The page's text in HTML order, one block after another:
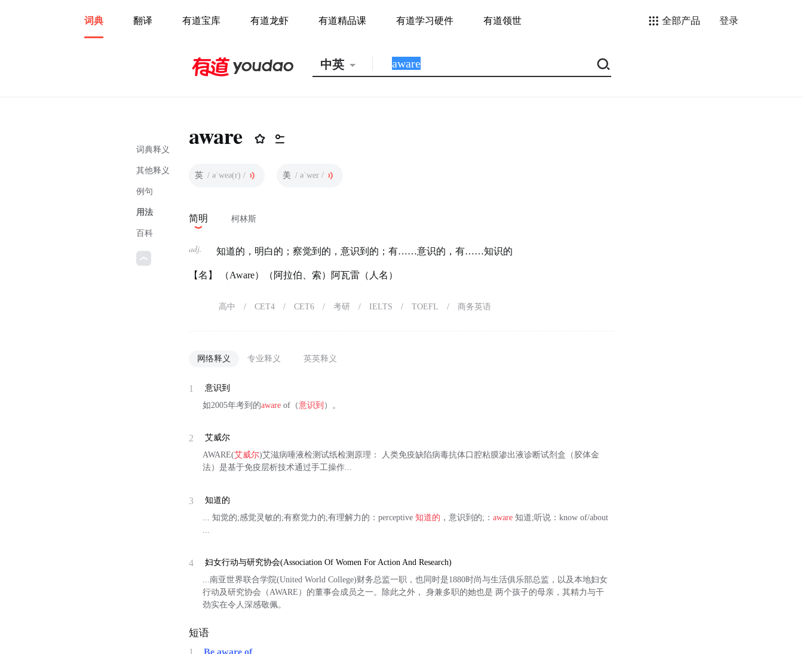
词典 翻译 有道宝库 有道龙虾 有道精品课 有道学习硬件 有道领世 全部产品 登录
中英
词典释义
其他释义
例句
用法
百科
aware
英 / əˈweə(r) / 美 / əˈwer /
简明 柯林斯
adj. 知道的，明白的；察觉到的，意识到的；有……意识的，有……知识的
【名】 （Aware）（阿拉伯、索）阿瓦雷（人名）
高中 / CET4 / CET6 / 考研 / IELTS / TOEFL / 商务英语
网络释义 专业释义 英英释义
1
意识到
如2005年考到的aware of（意识到 ）。
2
艾威尔
AWARE(艾威尔)艾滋病唾液检测试纸检测原理： 人类免疫缺陷病毒抗体口腔粘膜渗出液诊断试剂盒（胶体金
法）是基于免疫层析技术通过手工操作...
3
知道的
... 知觉的;感觉灵敏的;有察觉力的;有理解力的：perceptive知道的 ，意识到的;：aware 知道;听说：know of/about
4
妇女行动与研究协会(Association Of Women For Action And Research)
...南亚世界联合学院(United World College)财务总监一职，也同时是1880时尚与生活俱乐部总监，以及本地妇女
行动及研究协会（AWARE）的董事会成员之一。除此之外， 身兼多职的她也是 两个孩子的母亲，其精力与干
劲实在令人深感敬佩。
短语